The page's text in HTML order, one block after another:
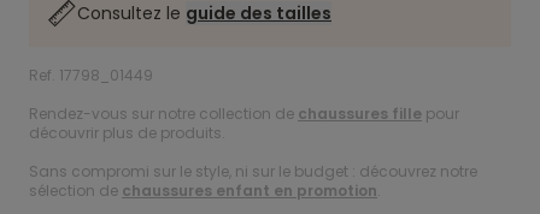
Consultez le guide des tailles
Ref. 17798_01449
Rendez-vous sur notre collection de chaussures fille pour
découvrir plus de produits.
Sans compromi sur le style, ni sur le budget : découvrez notre
sélection de chaussures enfant en promotion.